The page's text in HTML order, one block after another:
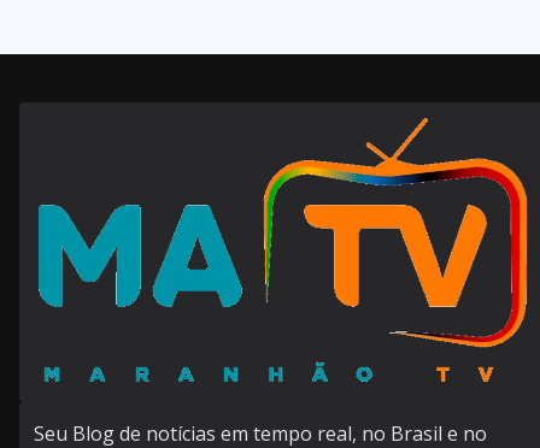
Seu Blog de notícias em tempo real, no Brasil e no